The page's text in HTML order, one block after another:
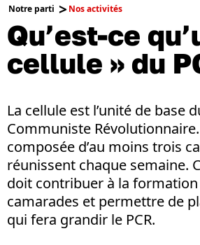
Notre parti Nos activités
Qu’est-ce
cellule » du
La cellule est l’unité de base
Communiste
composée d’au moins trois
réunissent chaque semaine.
doit contribuer à la
camarades et permettre de
qui fera grandir le PCR.